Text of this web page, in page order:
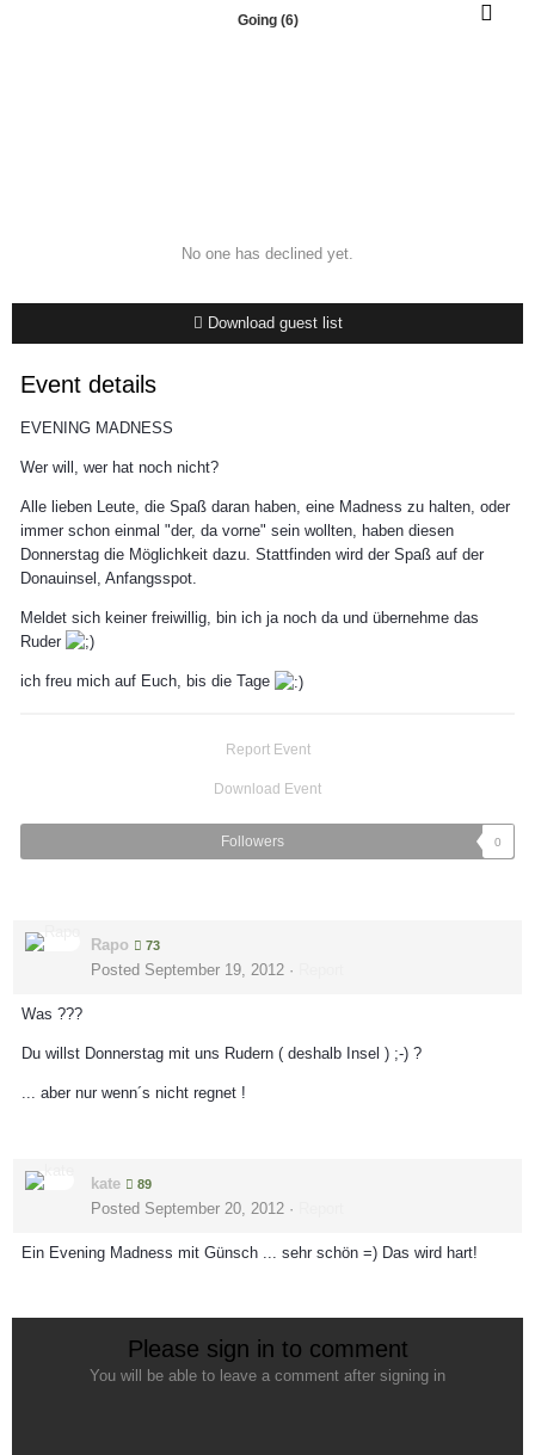
Going (6)
No one has declined yet.
Download guest list
Event details
EVENING MADNESS
Wer will, wer hat noch nicht?
Alle lieben Leute, die Spaß daran haben, eine Madness zu halten, oder
immer schon einmal "der, da vorne" sein wollten, haben diesen
Donnerstag die Möglichkeit dazu. Stattfinden wird der Spaß auf der
Donauinsel, Anfangsspot.
Meldet sich keiner freiwillig, bin ich ja noch da und übernehme das
Ruder
ich freu mich auf Euch, bis die Tage
Report Event
Download Event
Followers 0
Rapo 73
Posted September 19, 2012 ·
Was ???
Du willst Donnerstag mit uns Rudern ( deshalb Insel ) ;-) ?
... aber nur wenn´s nicht regnet !
kate 89
Posted September 20, 2012 ·
Ein Evening Madness mit Günsch ... sehr schön =) Das wird hart!
Please sign in to comment
You will be able to leave a comment after signing in